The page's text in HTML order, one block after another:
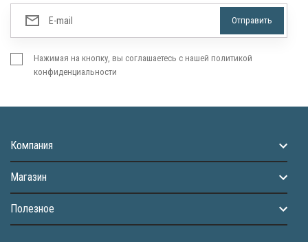
Нажимая на кнопку, вы соглашаетесь с нашей политикой
конфиденциальности
Компания
Магазин
Полезное